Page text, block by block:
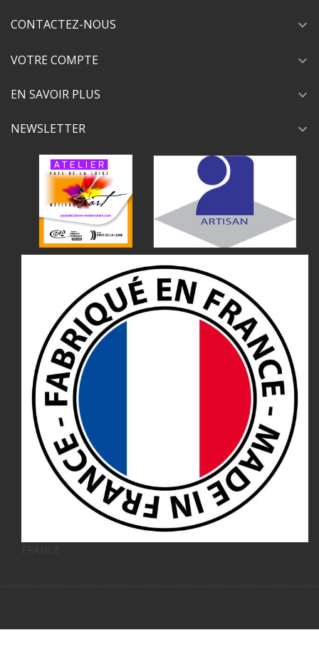
CONTACTEZ-NOUS expand_more
VOTRE COMPTE expand_more
EN SAVOIR PLUS expand_more
NEWSLETTER expand_more